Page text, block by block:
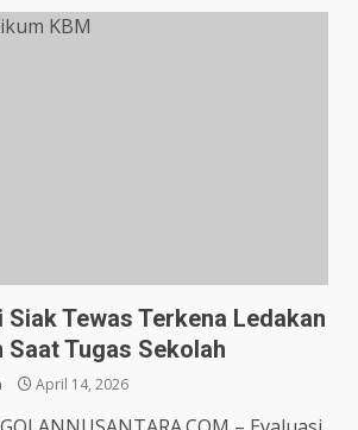
Siak Tewas Terkena Ledakan
Saat Tugas Sekolah
April 14, 2026